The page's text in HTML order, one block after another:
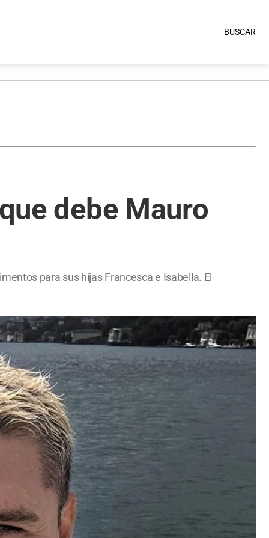
BUSCAR
debe Mauro
para sus hijas Francesca e Isabella. El